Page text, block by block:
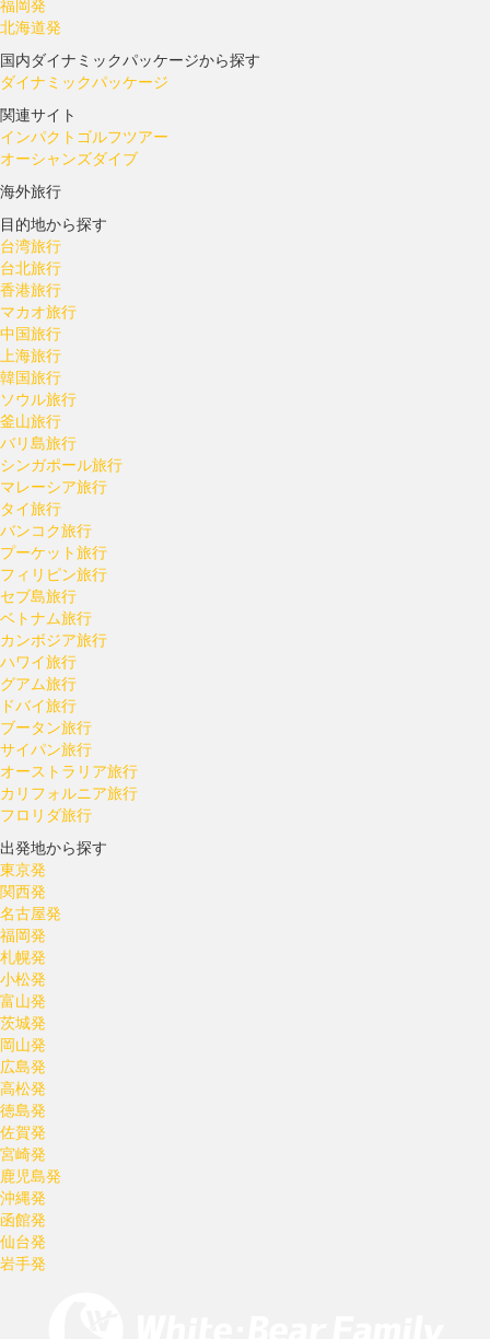
福岡発
北海道発
国内ダイナミックパッケージから探す
ダイナミックパッケージ
関連サイト
インパクトゴルフツアー
オーシャンズダイブ
海外旅行
目的地から探す
台湾旅行
台北旅行
香港旅行
マカオ旅行
中国旅行
上海旅行
韓国旅行
ソウル旅行
釜山旅行
バリ島旅行
シンガポール旅行
マレーシア旅行
タイ旅行
バンコク旅行
プーケット旅行
フィリピン旅行
セブ島旅行
ベトナム旅行
カンボジア旅行
ハワイ旅行
グアム旅行
ドバイ旅行
ブータン旅行
サイパン旅行
オーストラリア旅行
カリフォルニア旅行
フロリダ旅行
出発地から探す
東京発
関西発
名古屋発
福岡発
札幌発
小松発
富山発
茨城発
岡山発
広島発
高松発
徳島発
佐賀発
宮崎発
鹿児島発
沖縄発
函館発
仙台発
岩手発